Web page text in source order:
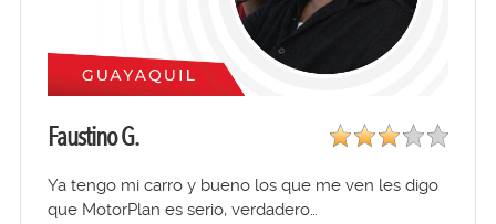
Faustino G.
Ya tengo mi carro y bueno los que me ven les digo
que MotorPlan es serio, verdadero…